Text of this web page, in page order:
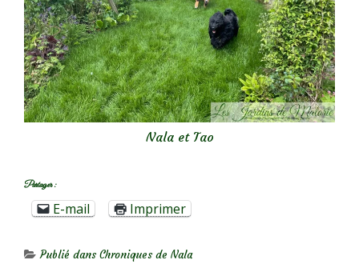
Nala et Tao
Partager :
E-mail Imprimer
Publié dansChroniques de Nala